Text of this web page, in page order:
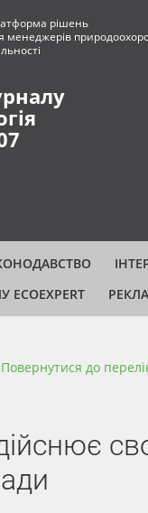
рішень
менеджерів
Повернутися до